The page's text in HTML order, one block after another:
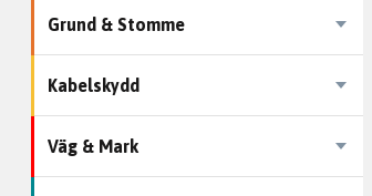
Grund & Stomme
Kabelskydd
Väg & Mark